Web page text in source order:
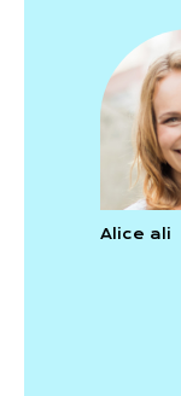
Alice ali